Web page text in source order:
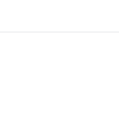
cortinas blackout y tabla